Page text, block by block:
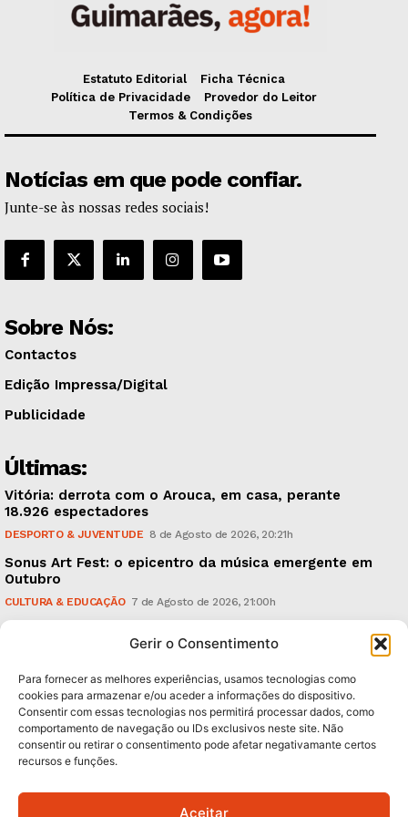
Gerir o Consentimento
Para fornecer as melhores experiências, usamos tecnologias como
cookies para armazenar e/ou aceder a informações do dispositivo.
Consentir com essas tecnologias nos permitirá processar dados, como
comportamento de navegação ou IDs exclusivos neste site. Não
consentir ou retirar o consentimento pode afetar negativamante certos
recursos e funções.
Aceitar
Estatuto Editorial
Ficha Técnica
Política de Privacidade
Provedor do Leitor
Termos & Condições
Notícias em que pode confiar.
Junte-se às nossas redes sociais!
Sobre Nós:
Contactos
Edição Impressa/Digital
Publicidade
Últimas:
Vitória: derrota com o Arouca, em casa, perante
18.926 espectadores
DESPORTO & JUVENTUDE 8 de Agosto de 2026, 20:21h
Sonus Art Fest: o epicentro da música emergente em
Outubro
CULTURA & EDUCAÇÃO 7 de Agosto de 2026, 21:00h
Subscreva Newsletter: